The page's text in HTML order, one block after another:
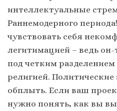
интеллектуальные
Раннемодерного
чувствовать себя
легитимацией – ведь
под четким
религией.
обплыть. Если ваш
нужно понять, как вы